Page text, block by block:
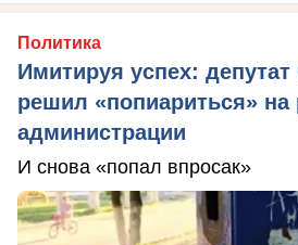
Политика
Имитируя успех:
решил «попиариться» на
администрации
И снова «попал впросак»